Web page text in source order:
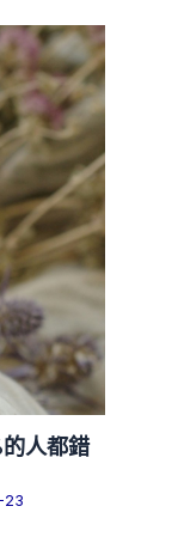
人都錯
23